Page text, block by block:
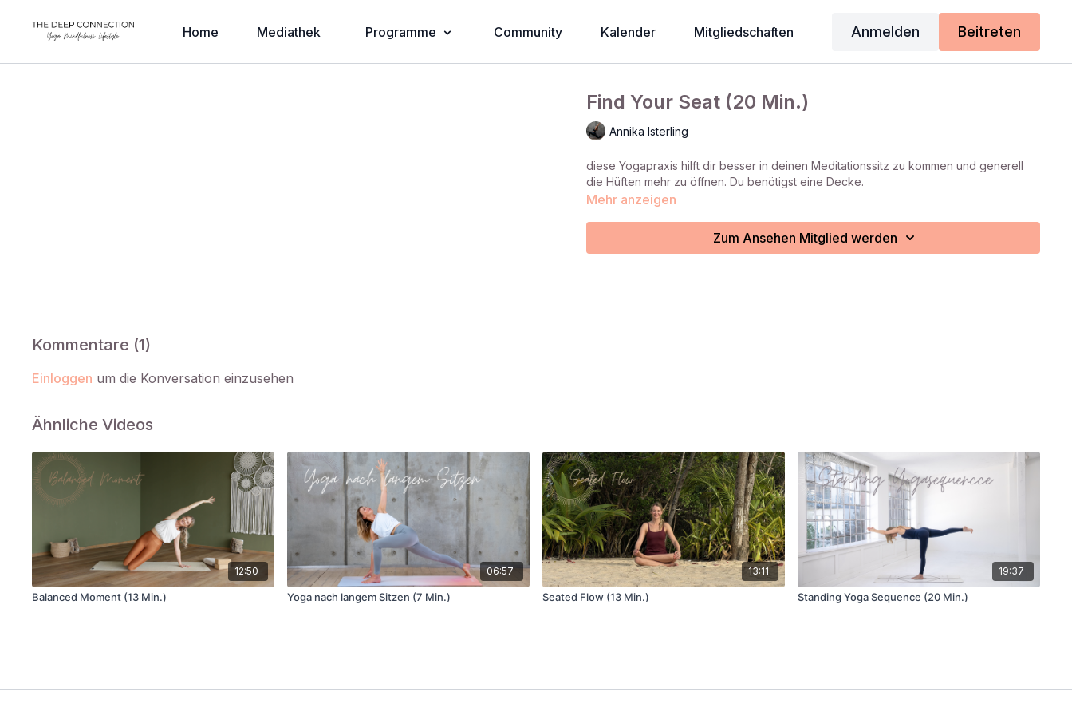
Home Mediathek Programme Community Kalender Mitgliedschaften Anmelden Beitreten
Find Your Seat (20 Min.)
Annika Isterling
diese Yogapraxis hilft dir besser in deinen Meditationssitz zu kommen und generell
die Hüften mehr zu öffnen. Du benötigst eine Decke.
Mehr anzeigen
Zum Ansehen Mitglied werden
Kommentare (1)
Einloggen um die Konversation einzusehen
Ähnliche Videos
12:50
Balanced Moment (13 Min.)
06:57
Yoga nach langem Sitzen (7 Min.)
13:11
Seated Flow (13 Min.)
19:37
Standing Yoga Sequence (20 Min.)